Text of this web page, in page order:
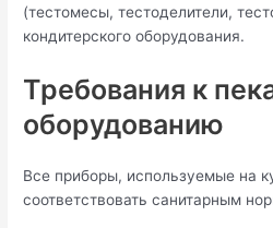
(тестомесы, тестоделители,
кондитерского оборудования.
Требования к
оборудованию
Все приборы, используемые на
соответствовать санитарным